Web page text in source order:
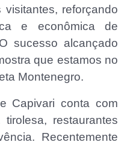
reforçando
e econômica de
sucesso alcançado
que estamos no
Montenegro.
Capivari conta com
tirolesa, restaurantes
Recentemente